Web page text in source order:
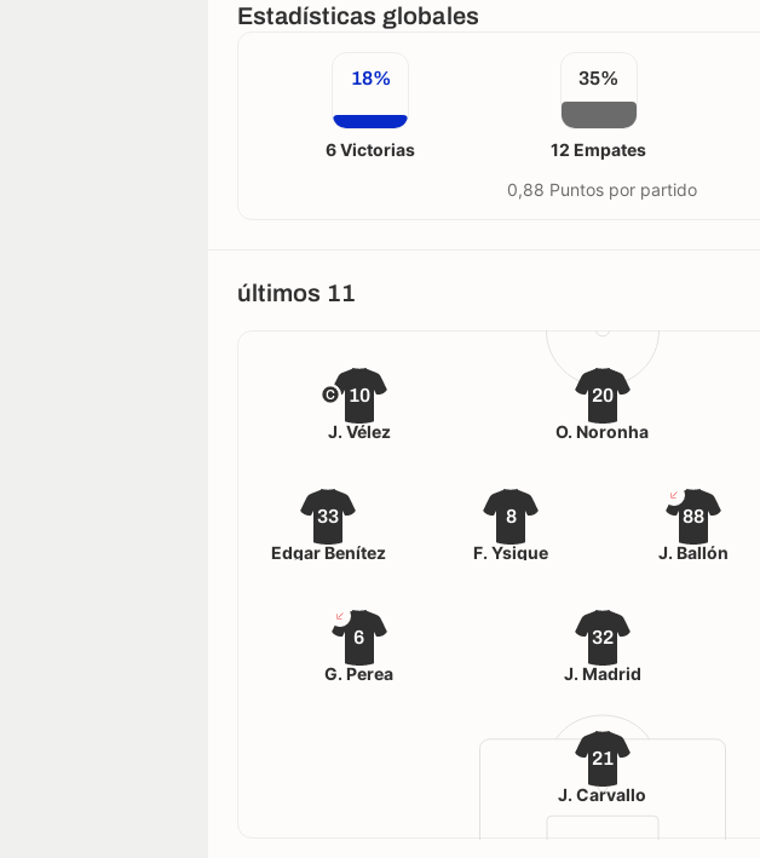
Estadísticas globales
18%
6 Victorias
35%
12 Empates
0,88 Puntos por partido
últimos 11
21
J. Carvallo
6
G. Perea
32
J. Madrid
33
Edgar Benítez
8
F. Ysique
88
J. Ballón
10
J. Vélez
20
O. Noronha